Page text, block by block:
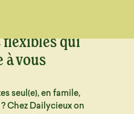
flexibles qui
à vous
seul(e), en famile,
Chez Dailycieux on